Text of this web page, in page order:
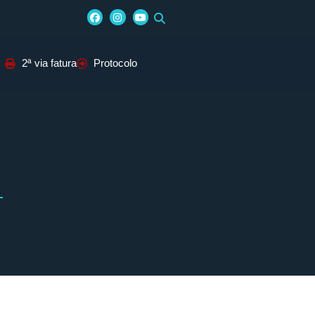
2ª via fatura Protocolo